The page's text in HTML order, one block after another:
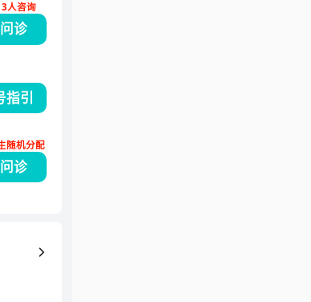
诊
人咨询
指引
诊
随机分配